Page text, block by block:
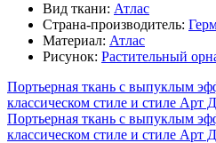
Вид ткани: Атлас
Страна-производитель:
Материал: Атлас
Рисунок: Растительный
Портьерная ткань с выпуклым
классическом стиле и стиле Арт
Портьерная ткань с выпуклым
классическом стиле и стиле Арт